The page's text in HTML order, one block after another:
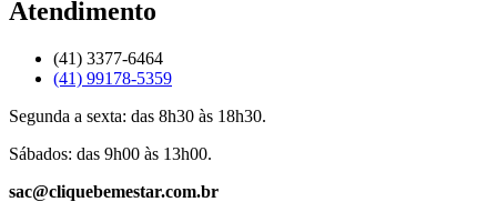
Atendimento
(41) 3377-6464
(41) 99178-5359
Segunda a sexta: das 8h30 às 18h30.
Sábados: das 9h00 às 13h00.
sac@cliquebemestar.com.br